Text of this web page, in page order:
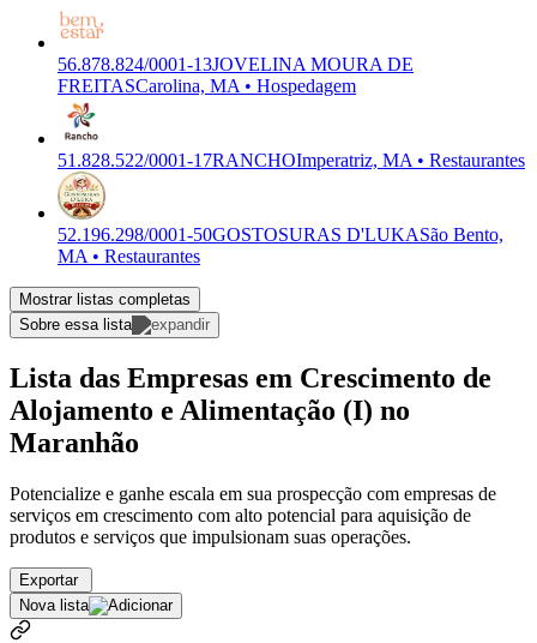
56.878.824/0001-13JOVELINA MOURA DE
FREITASCarolina, MA • Hospedagem
51.828.522/0001-17RANCHOImperatriz, MA • Restaurantes
52.196.298/0001-50GOSTOSURAS D'LUKASão Bento,
MA • Restaurantes
Mostrar listas completas
Sobre essa lista
Lista das Empresas em Crescimento de
Alojamento e Alimentação (I) no
Maranhão
Potencialize e ganhe escala em sua prospecção com empresas de
serviços em crescimento com alto potencial para aquisição de
produtos e serviços que impulsionam suas operações.
Exportar
Nova lista